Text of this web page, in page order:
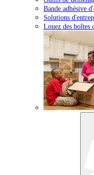
Bande adhésive
Solutions
Louez des boîtes